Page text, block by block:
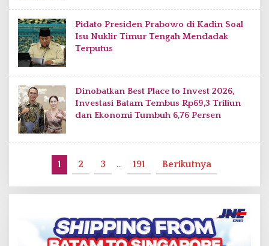
Pidato Presiden Prabowo di Kadin Soal
Isu Nuklir Timur Tengah Mendadak
Terputus
Dinobatkan Best Place to Invest 2026,
Investasi Batam Tembus Rp69,3 Triliun
dan Ekonomi Tumbuh 6,76 Persen
1 2 3 … 191 Berikutnya